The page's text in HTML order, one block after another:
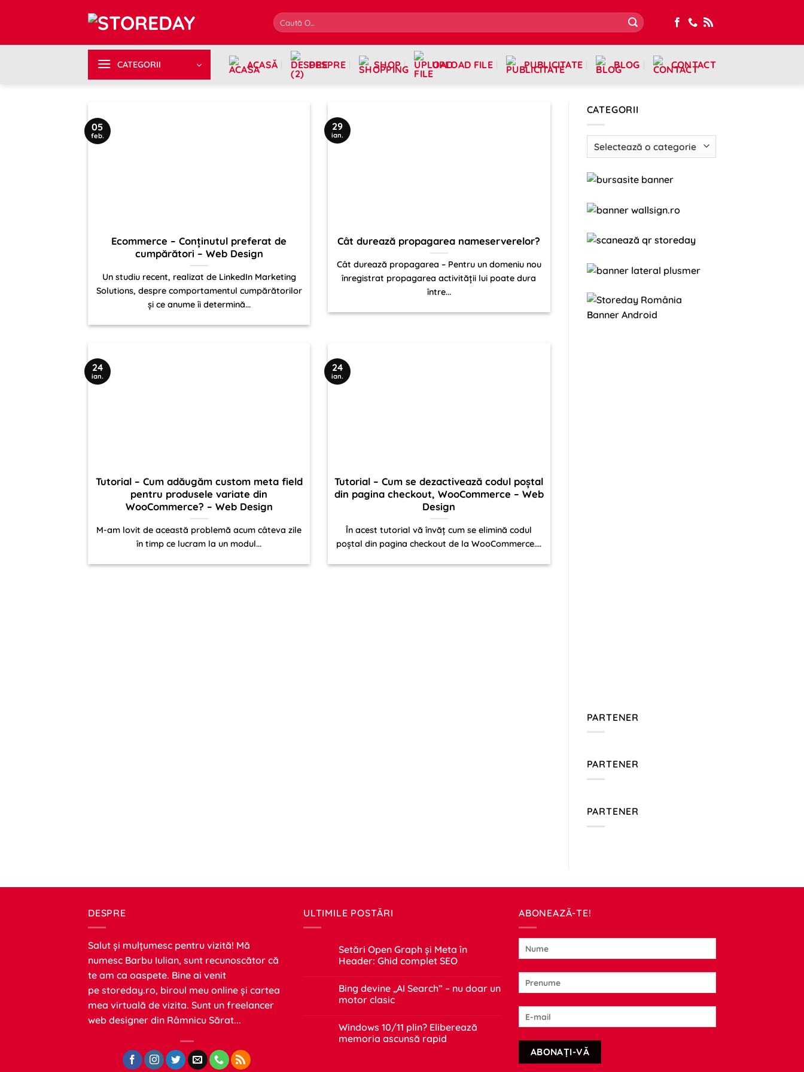
CATEGORII ACASĂ DESPRE SHOP UPLOAD FILE PUBLICITATE BLOG CONTACT
Ecommerce – Conținutul preferat de
cumpărători – Web Design
Un studiu recent, realizat de LinkedIn Marketing
Solutions, despre comportamentul cumpărătorilor
și ce anume îi determină...
05
feb.
Cât durează propagarea nameserverelor?
Cât durează propagarea – Pentru un domeniu nou
înregistrat propagarea activității lui poate dura
între...
29
ian.
Tutorial – Cum adăugăm custom meta field
pentru produsele variate din
WooCommerce? – Web Design
M-am lovit de această problemă acum câteva zile
în timp ce lucram la un modul...
24
ian.
Tutorial – Cum se dezactivează codul poștal
din pagina checkout, WooCommerce – Web
Design
În acest tutorial vă învăț cum se elimină codul
poștal din pagina checkout de la WooCommerce....
24
ian.
CATEGORII
Categorii
PARTENER
PARTENER
PARTENER
DESPRE
Salut și mulțumesc pentru vizită! Mă
numesc Barbu Iulian, sunt recunoscător că
te am ca oaspete. Bine ai venit
pe storeday.ro, biroul meu online și cartea
mea virtuală de vizita. Sunt un freelancer
web designer din Râmnicu Sărat...
ULTIMILE POSTĂRI
Setări Open Graph și Meta în
Header: Ghid complet SEO
la
Setări
Open
Meta
în
Header:
Bing devine „AI Search” – nu doar un
motor clasic
la
Bing
devine
Windows 10/11 plin? Eliberează
memoria ascunsă rapid
ABONEAZĂ-TE!